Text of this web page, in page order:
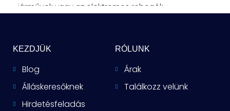
járművek vagy az elektromos robogók
KEZDJÜK
Blog
Álláskeresőknek
Hirdetésfeladás
RÓLUNK
Árak
Találkozz velünk